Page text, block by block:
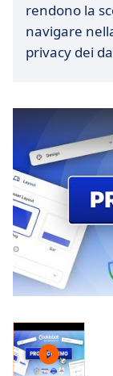
rendono la
navigare
privacy dei